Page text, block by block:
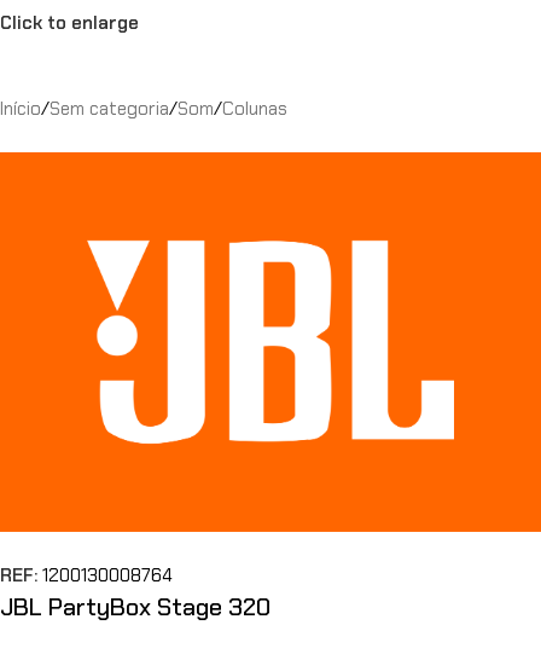
Click to enlarge
Início/Sem categoria/Som/Colunas
REF: 1200130008764
JBL PartyBox Stage 320